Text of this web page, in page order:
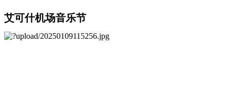
艾可什机场音乐节